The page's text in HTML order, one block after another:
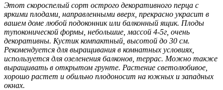
Этот скороспелый сорт острого декоративного перца с
яркими плодами, направленными вверх, прекрасно украсит в
вашем доме любой подоконник или балконный ящик. Плоды
тупоконической формы, небольшие, массой 4-5г, очень
декоративны. Кустик компактный, высотой до 30 см.
Рекомендуется для выращивания в комнатных условиях,
используется для озеленения балконов, террас. Можно также
выращивать в открытом грунте. Растение светолюбивое,
хорошо растет и обильно плодоносит на южных и западных
окнах.